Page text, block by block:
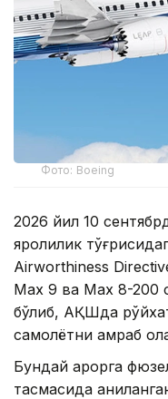
Фото: Boeing
2026 йил 10
яроқлилик
Airworthiness
Max 9 ва Max 8-200
бўлиб, АҚШда
самолётни қамраб
Бундай қарорга
тасмасида